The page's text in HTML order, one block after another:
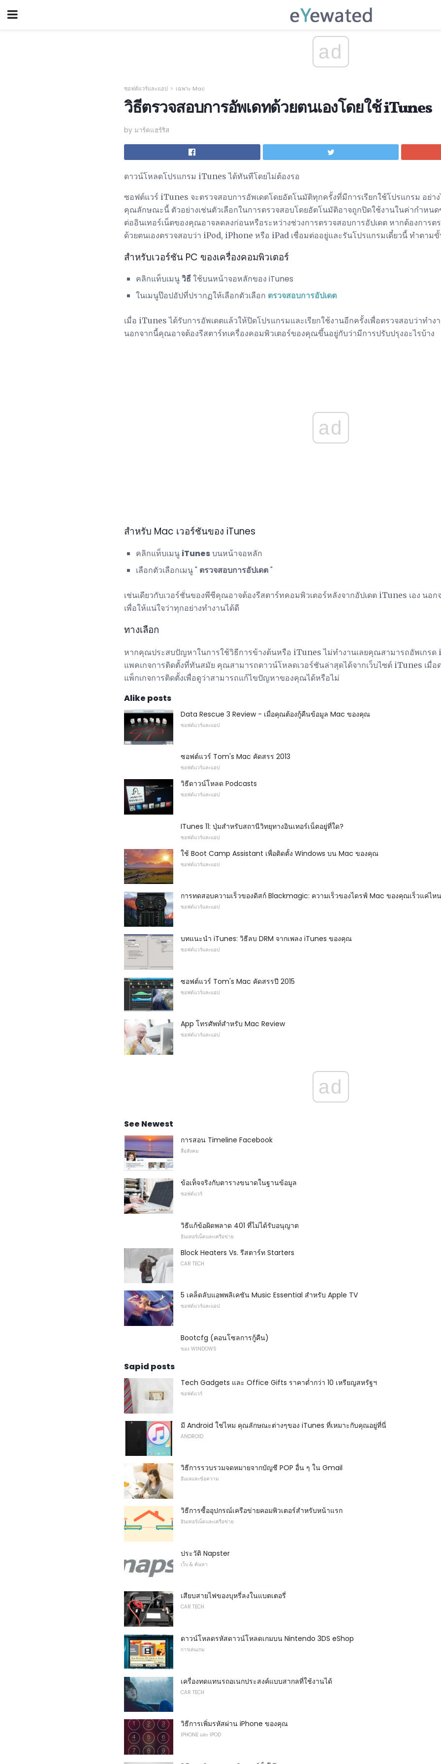
ad
ซอฟต์แวร์และแอป เฉพาะ Mac
วิธีตรวจสอบการอัพเดทด้วยตนเองโดยใช้ iTunes
by มาร์คแฮร์ริส
ดาวน์โหลดโปรแกรม iTunes ได้ทันทีโดยไม่ต้องรอ
ซอฟต์แวร์ iTunes จะตรวจสอบการอัพเดตโดยอัตโนมัติทุกครั้งที่มีการเรียกใช้โปรแกรม อย่
คุณลักษณะนี้ ตัวอย่างเช่นตัวเลือกในการตรวจสอบโดยอัตโนมัติอาจถูกปิดใช้งานในค่ากำหน
ต่ออินเทอร์เน็ตของคุณอาจลดลงก่อนหรือระหว่างช่วงการตรวจสอบการอัปเดต หากต้องการต
ด้วยตนเองตรวจสอบว่า iPod, iPhone หรือ iPad เชื่อมต่ออยู่และรันโปรแกรมเดี๋ยวนี้ ทำตาม
สำหรับเวอร์ชัน PC ของเครื่องคอมพิวเตอร์
คลิกแท็บเมนูวิธีใช้บนหน้าจอหลักของ iTunes
ในเมนูป๊อปอัปที่ปรากฏให้เลือกตัวเลือก ตรวจสอบการอัปเดต
เมื่อ iTunes ได้รับการอัพเดตแล้วให้ปิดโปรแกรมและเรียกใช้งานอีกครั้งเพื่อตรวจสอบว่าทำง
นอกจากนี้คุณอาจต้องรีสตาร์ทเครื่องคอมพิวเตอร์ของคุณขึ้นอยู่กับว่ามีการปรับปรุงอะไรบ้าง
ad
สำหรับ Mac เวอร์ชันของ iTunes
คลิกแท็บเมนู iTunesบนหน้าจอหลัก
เลือกตัวเลือกเมนู " ตรวจสอบการอัปเดต"
เช่นเดียวกับเวอร์ชั่นของพีซีคุณอาจต้องรีสตาร์ทคอมพิวเตอร์หลังจากอัปเดต iTunes เอง นอ
เพื่อให้แน่ใจว่าทุกอย่างทำงานได้ดี
ทางเลือก
หากคุณประสบปัญหาในการใช้วิธีการข้างต้นหรือ iTunes ไม่ทำงานเลยคุณสามารถอัพเกรด
แพคเกจการติดตั้งที่ทันสมัย คุณสามารถดาวน์โหลดเวอร์ชันล่าสุดได้จากเว็บไซต์ iTunes เมื่อ
แพ็กเกจการติดตั้งเพื่อดูว่าสามารถแก้ไขปัญหาของคุณได้หรือไม่
Alike posts
Data Rescue 3 Review - เมื่อคุณต้องกู้คืนข้อมูล Mac ของคุณ
ซอฟต์แวร์และแอป
ซอฟต์แวร์ Tom's Mac คัดสรร 2013
ซอฟต์แวร์และแอป
วิธีดาวน์โหลด Podcasts
ซอฟต์แวร์และแอป
ITunes 11: ปุ่มสำหรับสถานีวิทยุทางอินเทอร์เน็ตอยู่ที่ใด?
ซอฟต์แวร์และแอป
ใช้ Boot Camp Assistant เพื่อติดตั้ง Windows บน Mac ของคุณ
ซอฟต์แวร์และแอป
การทดสอบความเร็วของดิสก์ Blackmagic: ความเร็วของไดรฟ์ Mac ของคุณเร็วแค่ไห
ซอฟต์แวร์และแอป
บทแนะนำ iTunes: วิธีลบ DRM จากเพลง iTunes ของคุณ
ซอฟต์แวร์และแอป
ซอฟต์แวร์ Tom's Mac คัดสรรปี 2015
ซอฟต์แวร์และแอป
App โทรศัพท์สำหรับ Mac Review
ซอฟต์แวร์และแอป
ad
See Newest
การสอน Timeline Facebook
สื่อสังคม
ข้อเท็จจริงกับตารางขนาดในฐานข้อมูล
ซอฟต์แวร์
วิธีแก้ข้อผิดพลาด 401 ที่ไม่ได้รับอนุญาต
อินเทอร์เน็ตและเครือข่าย
Block Heaters Vs. รีสตาร์ท Starters
CAR TECH
5 เคล็ดลับแอพพลิเคชัน Music Essential สำหรับ Apple TV
ซอฟต์แวร์และแอป
Bootcfg (คอนโซลการกู้คืน)
ของ WINDOWS
Sapid posts
Tech Gadgets และ Office Gifts ราคาต่ำกว่า 10 เหรียญสหรัฐฯ
ซอฟต์แวร์
มี Android ใช่ไหม คุณลักษณะต่างๆของ iTunes ที่เหมาะกับคุณอยู่ที่นี่
ANDROID
วิธีการรวบรวมจดหมายจากบัญชี POP อื่น ๆ ใน Gmail
อีเมลและข้อความ
วิธีการซื้ออุปกรณ์เครือข่ายคอมพิวเตอร์สำหรับหน้าแรก
อินเทอร์เน็ตและเครือข่าย
ประวัติ Napster
เว็บ & ค้นหา
เสียบสายไฟของบุหรี่ลงในแบตเตอรี่
CAR TECH
ดาวน์โหลดรหัสดาวน์โหลดเกมบน Nintendo 3DS eShop
การเล่นเกม
เครื่องทดแทนรถอเนกประสงค์แบบสากลที่ใช้งานได้
CAR TECH
วิธีการเพิ่มรหัสผ่าน iPhone ของคุณ
IPHONE และ IPOD